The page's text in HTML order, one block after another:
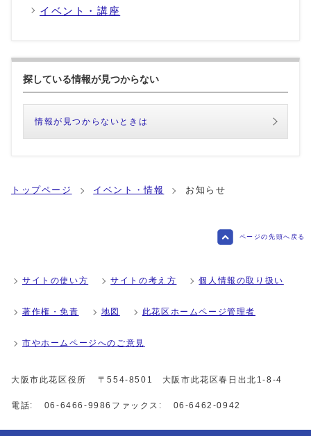
イベント・講座
探している情報が見つからない
情報が見つからないときは
トップページ イベント・情報 お知らせ
ページの先頭へ戻る
サイトの使い方 サイトの考え方 個人情報の取り扱い
著作権・免責 地図 此花区ホームページ管理者
市やホームページへのご意見
大阪市此花区役所 〒554-8501 大阪市此花区春日出北1-8-4
電話: 06-6466-9986 ファックス: 06-6462-0942